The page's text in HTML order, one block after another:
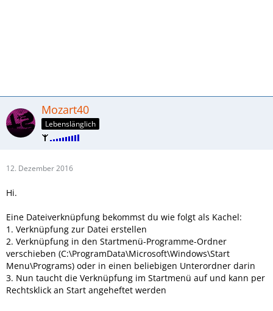
Mozart40
Lebenslänglich
12. Dezember 2016
Hi.
Eine Dateiverknüpfung bekommst du wie folgt als Kachel:
1. Verknüpfung zur Datei erstellen
2. Verknüpfung in den Startmenü-Programme-Ordner
verschieben (C:\ProgramData\Microsoft\Windows\Start
Menu\Programs) oder in einen beliebigen Unterordner darin
3. Nun taucht die Verknüpfung im Startmenü auf und kann per
Rechtsklick an Start angeheftet werden